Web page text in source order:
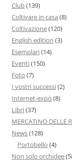
Club(139)
Coltivare in casa (8)
Coltivazione(120)
English edition (3)
Esemplari(14)
Eventi(150)
Foto (7)
I vostri successi(2)
Internet-expò (8)
Libri(37)
MERCATINO DELLE
News(128)
Portobello (4)
Non solo orchidee